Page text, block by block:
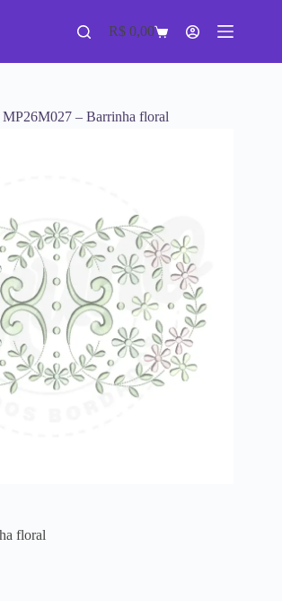
R$ 0,00
MP26M027 – Barrinha floral
floral